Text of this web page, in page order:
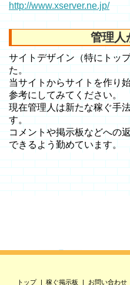
http://www.xserver.ne.jp/
管理人
サイトデザイン（特にトッ
た。
当サイトからサイトを作り
参考にしてみてください。
現在管理人は新たな稼ぐ手
す。
コメントや掲示板などへの
できるよう勤めています。
トップ 稼ぐ掲示板 お問い合わせ